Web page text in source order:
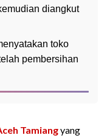
diangkut
toko
pembersihan
Tamiangyang